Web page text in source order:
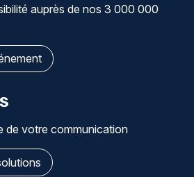
auprès de nos 3 000 000
de votre communication